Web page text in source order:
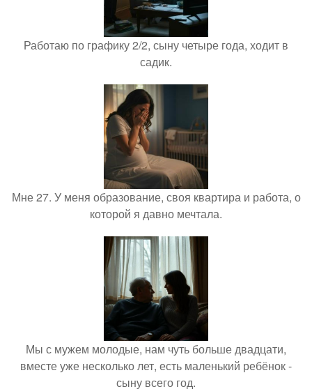
Работаю по графику 2/2, сыну четыре года, ходит в
садик.
Мне 27. У меня образование, своя квартира и работа, о
которой я давно мечтала.
Мы с мужем молодые, нам чуть больше двадцати,
вместе уже несколько лет, есть маленький ребёнок -
сыну всего год.